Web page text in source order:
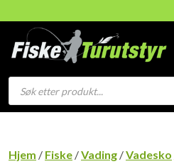
Products
search
Hjem / Fiske /Vading /Vadesko